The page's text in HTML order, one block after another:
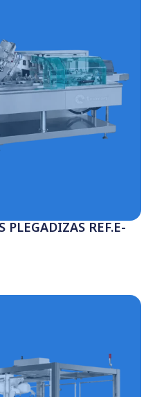
PLEGADIZAS REF.E-